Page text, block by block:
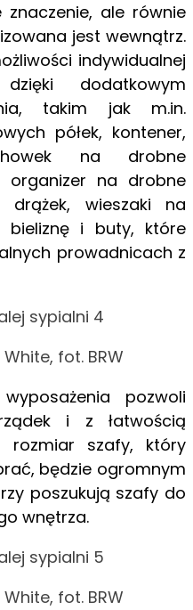
ale równie
jest wewnątrz.
indywidualnej
dodatkowym
takim jak m.in.
półek, kontener,
na drobne
organizer na drobne
drążek, wieszaki na
bieliznę i buty, które
prowadnicach z
fot. BRW
pozwoli
i z łatwością
rozmiar szafy, który
będzie ogromnym
poszukują szafy do
wnętrza.
fot. BRW